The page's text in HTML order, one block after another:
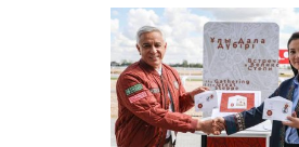
стали
Апрель 29, 2026
Чемпионат по
принципа «Закон